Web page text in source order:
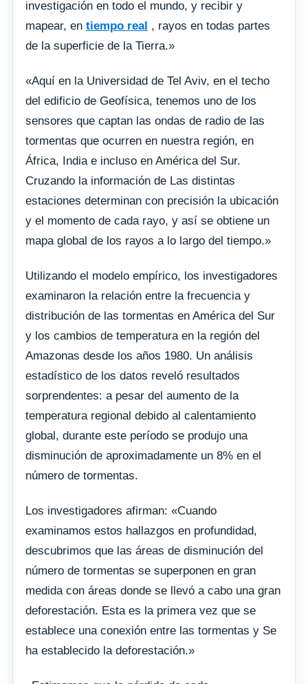
investigación en todo el mundo, y recibir y
mapear, en tiempo real , rayos en todas partes
de la superficie de la Tierra.»
«Aquí en la Universidad de Tel Aviv, en el techo
del edificio de Geofísica, tenemos uno de los
sensores que captan las ondas de radio de las
tormentas que ocurren en nuestra región, en
África, India e incluso en América del Sur.
Cruzando la información de Las distintas
estaciones determinan con precisión la ubicación
y el momento de cada rayo, y así se obtiene un
mapa global de los rayos a lo largo del tiempo.»
Utilizando el modelo empírico, los investigadores
examinaron la relación entre la frecuencia y
distribución de las tormentas en América del Sur
y los cambios de temperatura en la región del
Amazonas desde los años 1980. Un análisis
estadístico de los datos reveló resultados
sorprendentes: a pesar del aumento de la
temperatura regional debido al calentamiento
global, durante este período se produjo una
disminución de aproximadamente un 8% en el
número de tormentas.
Los investigadores afirman: «Cuando
examinamos estos hallazgos en profundidad,
descubrimos que las áreas de disminución del
número de tormentas se superponen en gran
medida con áreas donde se llevó a cabo una gran
deforestación. Esta es la primera vez que se
establece una conexión entre las tormentas y Se
ha establecido la deforestación.»